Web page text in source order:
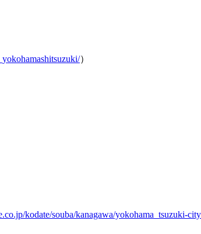
）
kodate/souba/kanagawa/yokohama_tsuzuki-